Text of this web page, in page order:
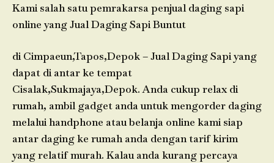
Kami salah satu pemrakarsa penjual daging sapi
online yang Jual Daging Sapi Buntut
di Cimpaeun,Tapos,Depok – Jual Daging Sapi yang
dapat di antar ke tempat
Cisalak,Sukmajaya,Depok. Anda cukup relax di
rumah, ambil gadget anda untuk mengorder daging
melalui handphone atau belanja online kami siap
antar daging ke rumah anda dengan tarif kirim
yang relatif murah. Kalau anda kurang percaya